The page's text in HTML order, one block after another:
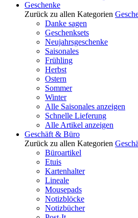
Geschenke
Zurück zu allen Kategorien
Danke sagen
Geschenksets
Neujahrsgeschenke
Saisonales
Frühling
Herbst
Ostern
Sommer
Winter
Alle Saisonales anzeigen
Schnelle Lieferung
Alle Artikel anzeigen
Geschäft & Büro
Zurück zu allen Kategorien
Büroartikel
Etuis
Kartenhalter
Lineale
Mousepads
Notizblöcke
Notizbücher